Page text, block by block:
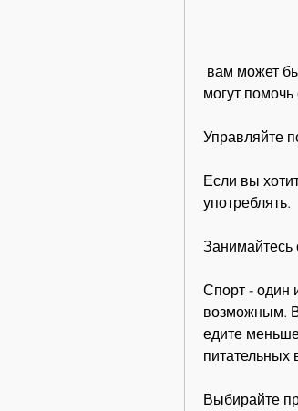
могут
Управляйте
Если вы
употреблять.
Занимайтесь
Спорт - один
возможным.
едите
питательных
Выбирайте